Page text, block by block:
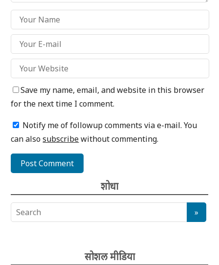
Save my name, email, and website in this browser
for the next time I comment.
Notify me of followup comments via e-mail. You
can alsosubscribewithout commenting.
शोधा
सोशल मीडिया